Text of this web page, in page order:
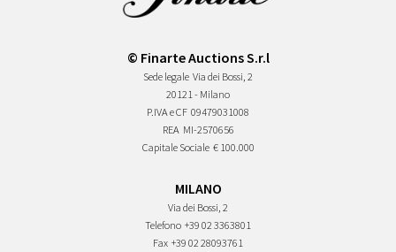
© Finarte Auctions S.r.l
Sede legale Via dei Bossi, 2
20121 - Milano
P.IVA e CF 09479031008
REA MI-2570656
Capitale Sociale € 100.000
MILANO
Via dei Bossi, 2
Telefono +39 02 3363801
Fax +39 02 28093761